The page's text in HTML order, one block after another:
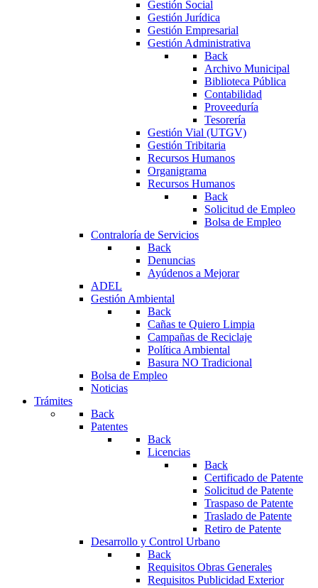
Gestión Social
Gestión Jurídica
Gestión Empresarial
Gestión Administrativa
Back
Archivo Municipal
Biblioteca Pública
Contabilidad
Proveeduría
Tesorería
Gestión Vial (UTGV)
Gestión Tribitaria
Recursos Humanos
Organigrama
Recursos Humanos
Back
Solicitud de Empleo
Bolsa de Empleo
Contraloría de Servicios
Back
Denuncias
Ayúdenos a Mejorar
ADEL
Gestión Ambiental
Back
Cañas te Quiero Limpia
Campañas de Reciclaje
Política Ambiental
Basura NO Tradicional
Bolsa de Empleo
Noticias
Trámites
Back
Patentes
Back
Licencias
Back
Certificado de Patente
Solicitud de Patente
Traspaso de Patente
Traslado de Patente
Retiro de Patente
Desarrollo y Control Urbano
Back
Requisitos Obras Generales
Requisitos Publicidad Exterior